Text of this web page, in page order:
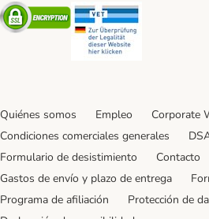
Security
Quiénes somos Empleo Corporate
Condiciones comerciales generales
Formulario de desistimiento
Contacto
Gastos de envío y plazo de entrega
Programa de afiliación
Protección de